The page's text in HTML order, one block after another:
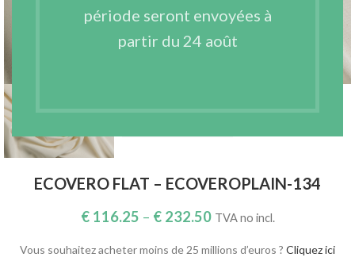
période seront envoyées à
partir du 24 août
ECOVERO FLAT – ECOVEROPLAIN-134
€116.25 – €232.50 TVA no incl.
Vous souhaitez acheter moins de 25 millions d’euros ? Cliquez ici